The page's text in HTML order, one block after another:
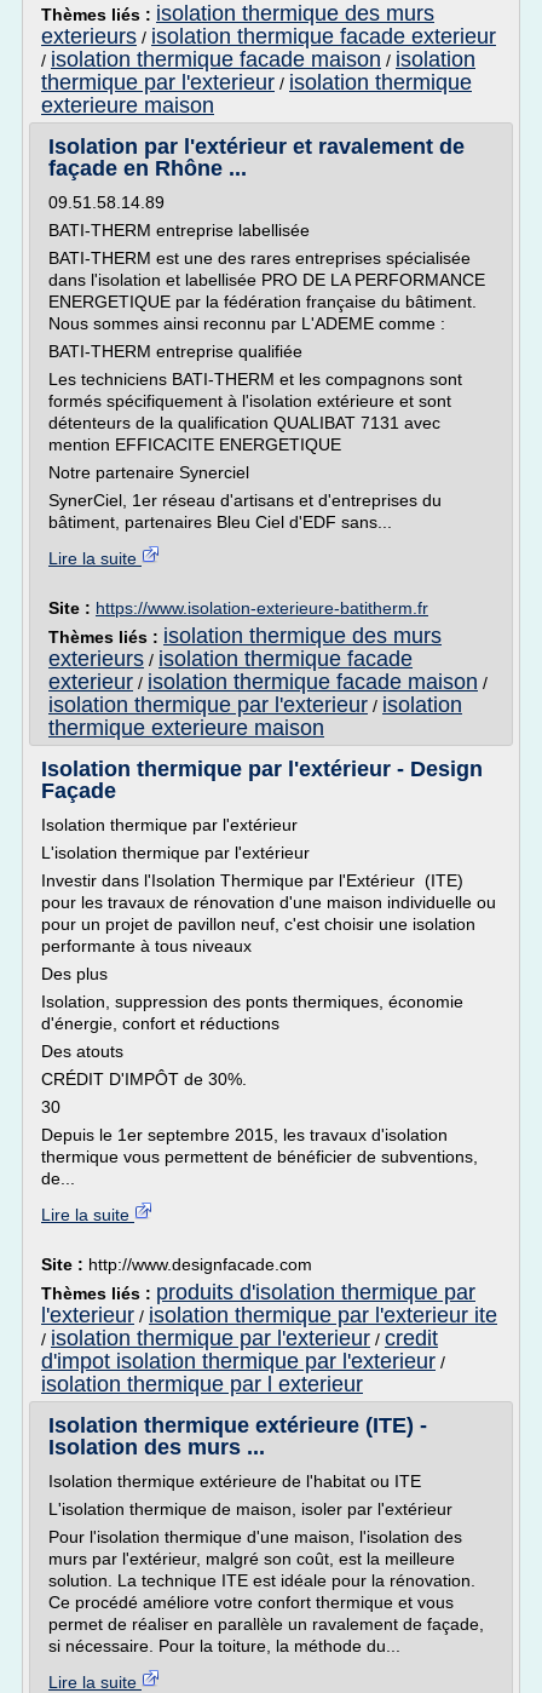
Thèmes liés : isolation thermique des murs
exterieurs / isolation thermique facade exterieur
/ isolation thermique facade maison / isolation
thermique par l'exterieur / isolation thermique
exterieure maison
Isolation par l'extérieur et ravalement de
façade en Rhône ...
09.51.58.14.89
BATI-THERM entreprise labellisée
BATI-THERM est une des rares entreprises spécialisée
dans l'isolation et labellisée PRO DE LA PERFORMANCE
ENERGETIQUE par la fédération française du bâtiment.
Nous sommes ainsi reconnu par L'ADEME comme :
BATI-THERM entreprise qualifiée
Les techniciens BATI-THERM et les compagnons sont
formés spécifiquement à l'isolation extérieure et sont
détenteurs de la qualification QUALIBAT 7131 avec
mention EFFICACITE ENERGETIQUE
Notre partenaire Synerciel
SynerCiel, 1er réseau d'artisans et d'entreprises du
bâtiment, partenaires Bleu Ciel d'EDF sans...
Lire la suite
Site : https://www.isolation-exterieure-batitherm.fr
Thèmes liés : isolation thermique des murs
exterieurs / isolation thermique facade
exterieur / isolation thermique facade maison /
isolation thermique par l'exterieur / isolation
thermique exterieure maison
Isolation thermique par l'extérieur - Design
Façade
Isolation thermique par l'extérieur
L'isolation thermique par l'extérieur
Investir dans l'Isolation Thermique par l'Extérieur (ITE)
pour les travaux de rénovation d'une maison individuelle ou
pour un projet de pavillon neuf, c'est choisir une isolation
performante à tous niveaux
Des plus
Isolation, suppression des ponts thermiques, économie
d'énergie, confort et réductions
Des atouts
CRÉDIT D'IMPÔT de 30%.
30
Depuis le 1er septembre 2015, les travaux d'isolation
thermique vous permettent de bénéficier de subventions,
de...
Lire la suite
Site : http://www.designfacade.com
Thèmes liés : produits d'isolation thermique par
l'exterieur / isolation thermique par l'exterieur ite
/ isolation thermique par l'exterieur / credit
d'impot isolation thermique par l'exterieur /
isolation thermique par l exterieur
Isolation thermique extérieure (ITE) -
Isolation des murs ...
Isolation thermique extérieure de l'habitat ou ITE
L'isolation thermique de maison, isoler par l'extérieur
Pour l'isolation thermique d'une maison, l'isolation des
murs par l'extérieur, malgré son coût, est la meilleure
solution. La technique ITE est idéale pour la rénovation.
Ce procédé améliore votre confort thermique et vous
permet de réaliser en parallèle un ravalement de façade,
si nécessaire. Pour la toiture, la méthode du...
Lire la suite